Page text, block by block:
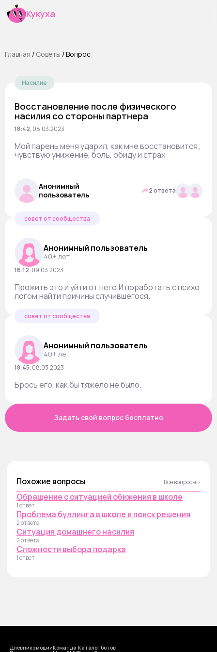
Кукуха
Главная / Cоветы /Вопрос
Насилие
Восстановление после физического
насилия со стороны партнера
18:42, 08.03.2023
Мой парень меня ударил, как мне восстановится ,
чувствую унижение, боль, обиду и страх
Анонимный
пользователь
2 ответа
совет от сообщества
Анонимный пользователь
40+ лет
16:12, 09.03.2023
Прожить это и уйти от него.И поработать с психо
логом,найти причины случившегося.
совет от сообщества
Анонимный пользователь
40+ лет
18:45, 08.03.2023
Брось его, как бы тяжело не было.
Задать свой вопрос бесплатно
Похожие вопросы Все вопросы ›
Обращение с ситуацией обижения в школе
1 ответ
Проблема буллинга в школе и поиск решения
2 ответа
Ситуация домашнего насилия
2 ответа
Сложности выбора подарка
1 ответ
Дневник эмоцийКоманда Каталог ботов